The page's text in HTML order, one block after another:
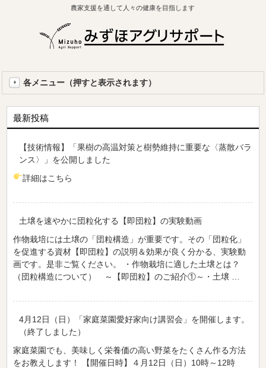
農家支援を通して人々の健康を目指します
各メニュー（押すと表示されます）
最新投稿
【技術情報】「果樹の高温対策と樹勢維持に重要な〈蒸散バラ
ンス〉」を公開しました
詳細はこちら
土壌を速やかに団粒化する【即団粒】の実験動画
作物栽培には土壌の「団粒構造」が重要です。その「団粒化」
を促進する資材【即団粒】の説明＆効果が良く分かる、実験動
画です。是非ご覧ください。 ・作物栽培に適した土壌とは？
（団粒構造について） ～【即団粒】のご紹介①～・土壌 …
4月12日（日）「家庭菜園愛好家向け講習会」を開催します。
（終了しました）
家庭菜園でも、美味しく栄養価の高い野菜をたくさん作る方法
をお教えします！ 【開催日時】４月12日（日）10時～12時